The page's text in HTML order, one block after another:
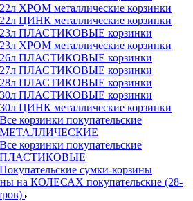
22л ХРОМ металлические корзинки
22л ЦИНК металлические корзинки
23л ПЛАСТИКОВЫЕ корзинки
23л ХРОМ металлические корзинки
26л ПЛАСТИКОВЫЕ корзинки
27л ПЛАСТИКОВЫЕ корзинки
28л ПЛАСТИКОВЫЕ корзинки
30л ПЛАСТИКОВЫЕ корзинки
30л ЦИНК металлические корзинки
Все корзинки покупательские
МЕТАЛЛИЧЕСКИЕ
Все корзинки покупательские
ПЛАСТИКОВЫЕ
Покупательские сумки-корзины
на КОЛЕСАХ покупательские (28-